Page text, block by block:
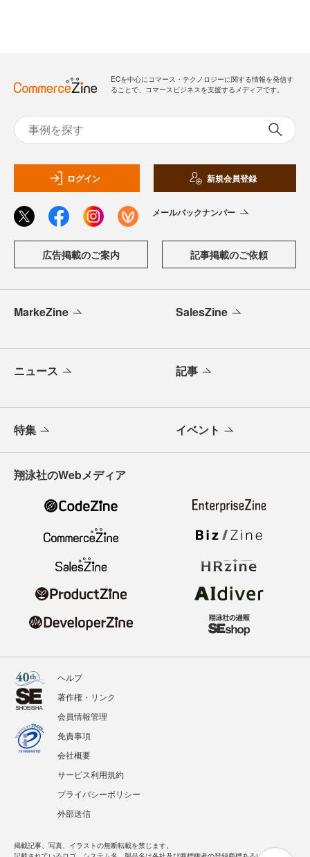
ECを中心にコマース・テクノロジーに関する情報を発信す
ることで、コマースビジネスを支援するメディアです。
ログイン 新規会員登録
メールバックナンバー
広告掲載のご案内 記事掲載のご依頼
MarkeZine SalesZine
ニュース 記事
特集 イベント
翔泳社のWebメディア
ヘルプ
著作権・リンク
会員情報管理
免責事項
会社概要
サービス利用規約
プライバシーポリシー
外部送信
掲載記事、写真、イラストの無断転載を禁じます。